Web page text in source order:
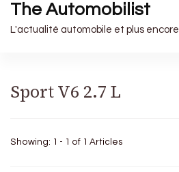
The Automobilist
L'actualité automobile et plus encore
Sport V6 2.7 L
Showing: 1 - 1 of 1 Articles